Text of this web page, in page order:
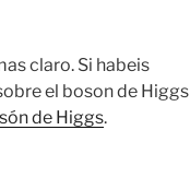
claro. Si habeis
el bosonde Higgs
de Higgs.